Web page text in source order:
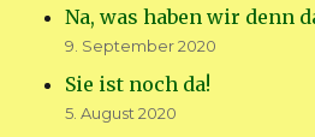
Na, was haben wir denn
9. September 2020
Sie ist noch da!
5. August 2020